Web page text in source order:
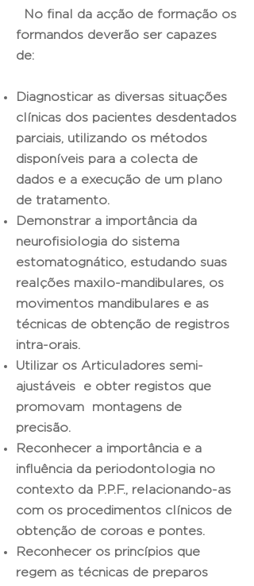
No final da acção de formação os
formandos deverão ser capazes
de:
Diagnosticar as diversas situações
clínicas dos pacientes desdentados
parciais, utilizando os métodos
disponíveis para a colecta de
dados e a execução de um plano
de tratamento.
Demonstrar a importância da
neurofisiologia do sistema
estomatognático, estudando suas
realções maxilo-mandibulares, os
movimentos mandibulares e as
técnicas de obtenção de registros
intra-orais.
Utilizar os Articuladores semi-
ajustáveis e obter registos que
promovam montagens de
precisão.
Reconhecer a importância e a
influência da periodontologia no
contexto da P.P.F., relacionando-as
com os procedimentos clínicos de
obtenção de coroas e pontes.
Reconhecer os princípios que
regem as técnicas de preparos